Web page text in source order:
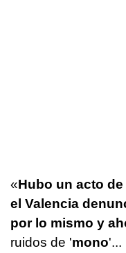
«Hubo un acto
el Valencia
por lo mismo y
ruidos de 'mono'...